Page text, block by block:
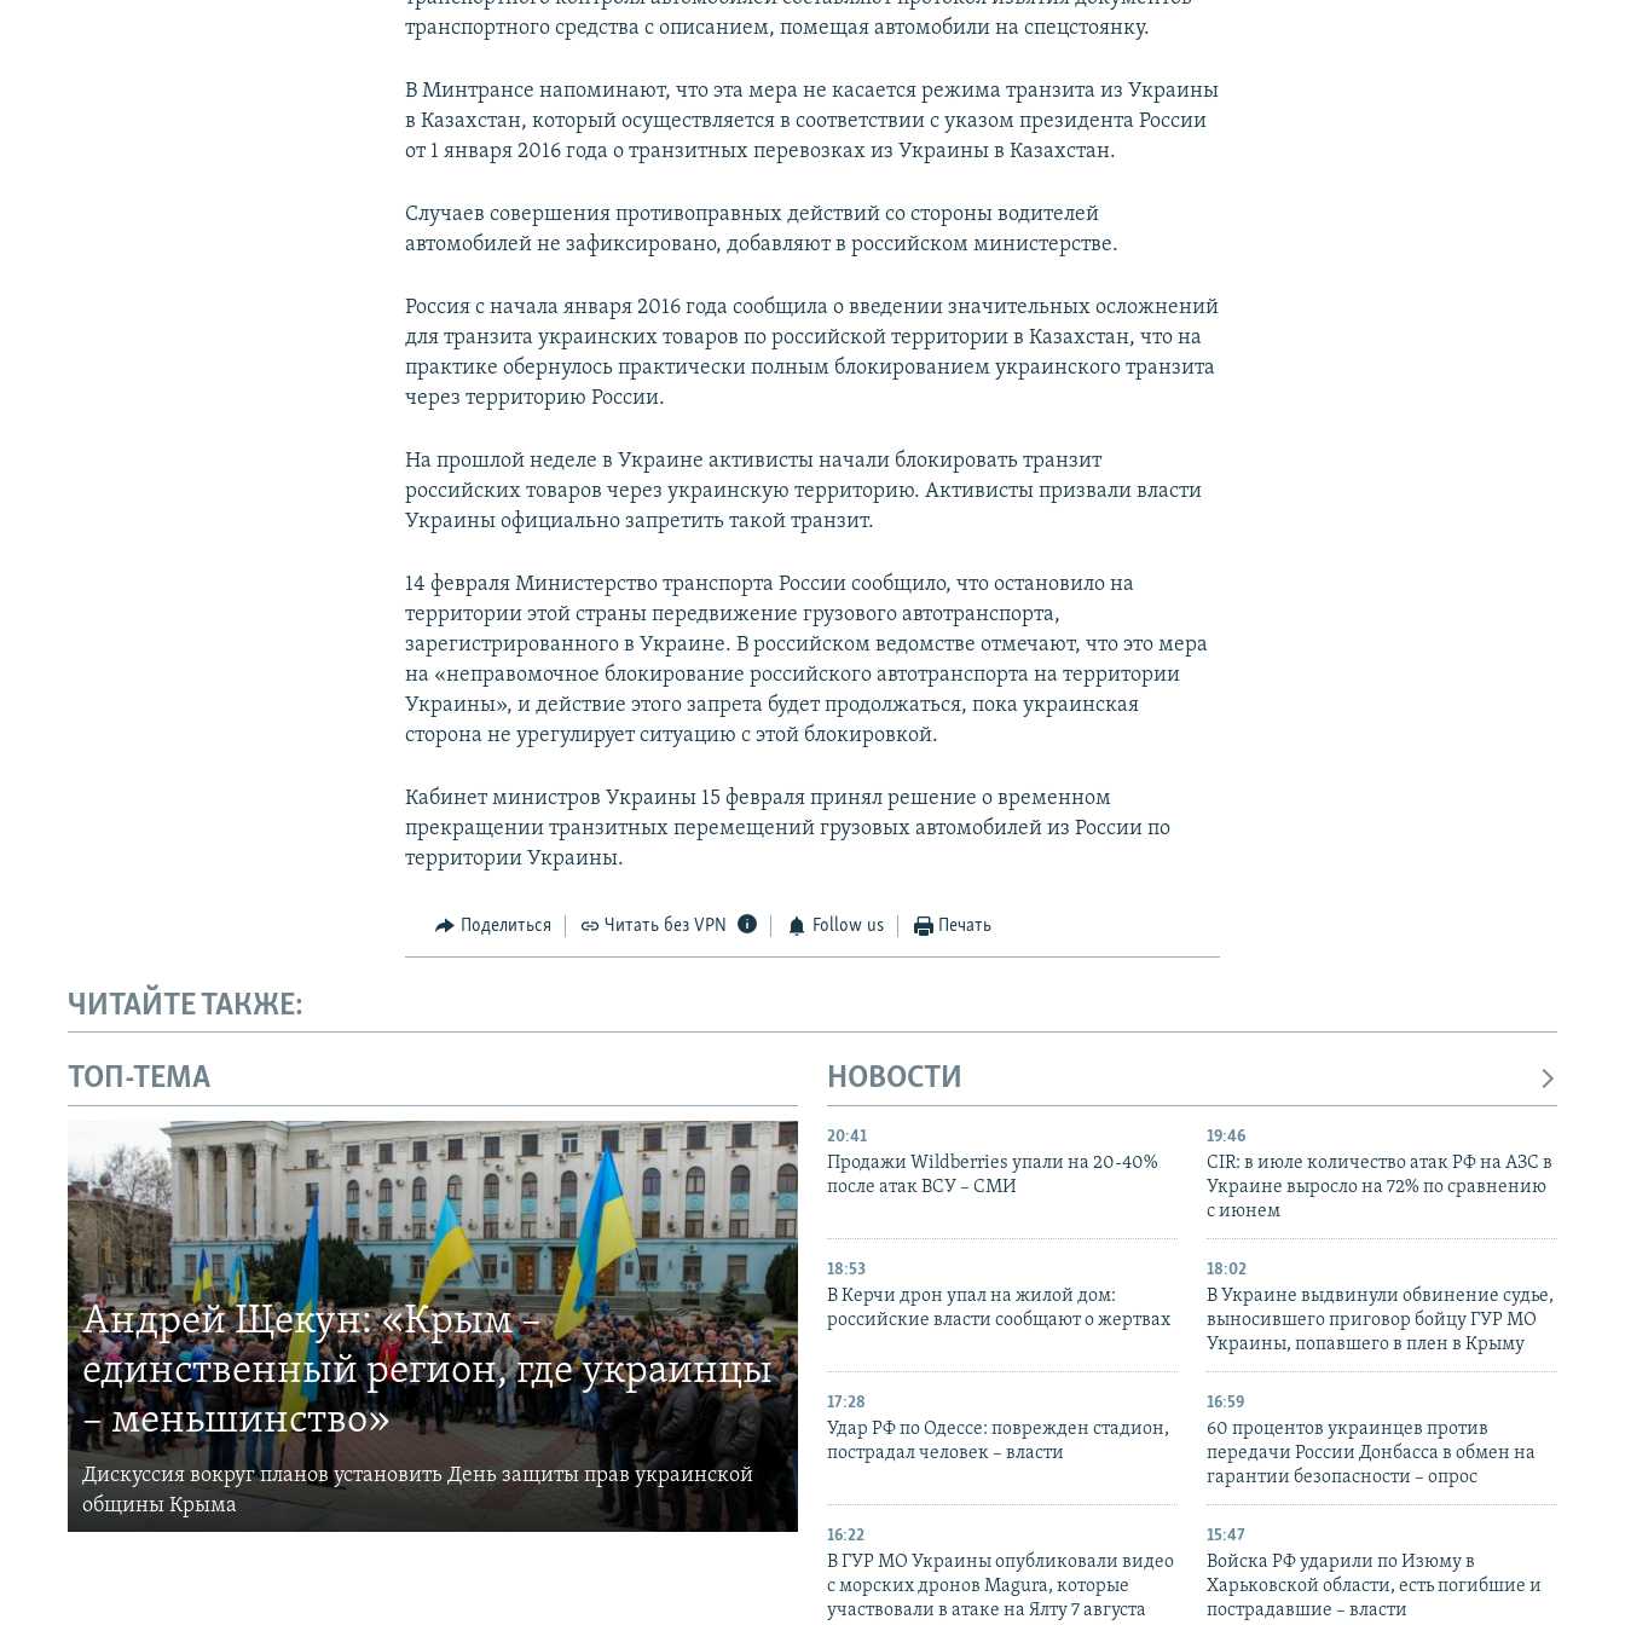
транспортного средства с описанием, помещая автомобили на спецстоянку.
В Минтрансе напоминают, что эта мера не касается режима транзита из Украины
в Казахстан, который осуществляется в соответствии с указом президента России
от 1 января 2016 года о транзитных перевозках из Украины в Казахстан.
Случаев совершения противоправных действий со стороны водителей
автомобилей не зафиксировано, добавляют в российском министерстве.
Россия с начала января 2016 года сообщила о введении значительных осложнений
для транзита украинских товаров по российской территории в Казахстан, что на
практике обернулось практически полным блокированием украинского транзита
через территорию России.
На прошлой неделе в Украине активисты начали блокировать транзит
российских товаров через украинскую территорию. Активисты призвали власти
Украины официально запретить такой транзит.
14 февраля Министерство транспорта России сообщило, что остановило на
территории этой страны передвижение грузового автотранспорта,
зарегистрированного в Украине. В российском ведомстве отмечают, что это мера
на «неправомочное блокирование российского автотранспорта на территории
Украины», и действие этого запрета будет продолжаться, пока украинская
сторона не урегулирует ситуацию с этой блокировкой.
Кабинет министров Украины 15 февраля принял решение о временном
прекращении транзитных перемещений грузовых автомобилей из России по
территории Украины.
Поделиться Читать без VPN Follow us Печать
ЧИТАЙТЕ ТАКЖЕ:
ТОП-ТЕМА
Андрей Щекун: «Крым –
единственный регион, где украинцы
– меньшинство»
Дискуссия вокруг планов установить День защиты прав украинской
общины Крыма
НОВОСТИ
20:41
Продажи Wildberries упали на 20-40%
после атак ВСУ – СМИ
19:46
CIR: в июле количество атак РФ на АЗС в
Украине выросло на 72% по сравнению
с июнем
18:53
В Керчи дрон упал на жилой дом:
российские власти сообщают о жертвах
18:02
В Украине выдвинули обвинение судье,
выносившего приговор бойцу ГУР МО
Украины, попавшего в плен в Крыму
17:28
Удар РФ по Одессе: поврежден стадион,
пострадал человек – власти
16:59
60 процентов украинцев против
передачи России Донбасса в обмен на
гарантии безопасности – опрос
16:22
В ГУР МО Украины опубликовали видео
с морских дронов Magura, которые
участвовали в атаке на Ялту 7 августа
15:47
Войска РФ ударили по Изюму в
Харьковской области, есть погибшие и
пострадавшие – власти